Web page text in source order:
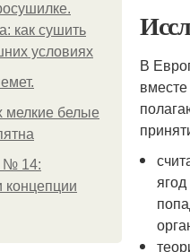
как сушить
условиях
мелкие белые
№ 14:
концепции
В